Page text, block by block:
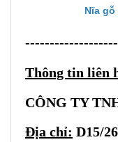
Nĩa gỗ
Thông tin liên
CÔNG TY
Địa chỉ: D15/